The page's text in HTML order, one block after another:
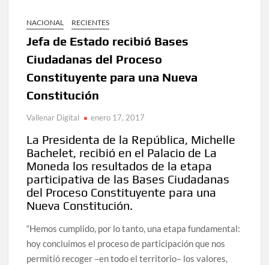
NACIONAL RECIENTES
Jefa de Estado recibió Bases
Ciudadanas del Proceso
Constituyente para una Nueva
Constitución
Vallenar Digital enero 17, 2017
La Presidenta de la República, Michelle
Bachelet, recibió en el Palacio de La
Moneda los resultados de la etapa
participativa de las Bases Ciudadanas
del Proceso Constituyente para una
Nueva Constitución.
“Hemos cumplido, por lo tanto, una etapa fundamental:
hoy concluimos el proceso de participación que nos
permitió recoger –en todo el territorio– los valores,